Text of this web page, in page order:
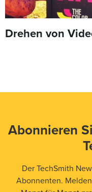
Drehen von
Abonnieren
Der TechSmith
Abonnenten.